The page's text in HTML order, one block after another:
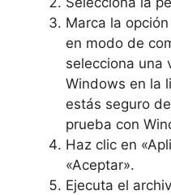
Marca la
en modo de
selecciona una
Windows en la
estás seguro
prueba con
Haz clic en
«Aceptar».
Ejecuta el